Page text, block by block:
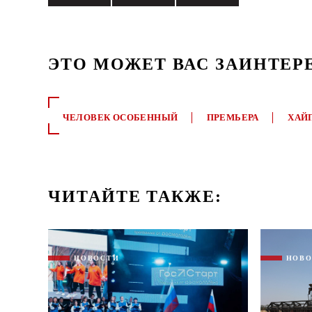
ЭТО МОЖЕТ ВАС
ЧЕЛОВЕК ОСОБЕННЫЙ ПРЕМЬЕРА
ЧИТАЙТЕ ТАКЖЕ:
НОВОСТИ